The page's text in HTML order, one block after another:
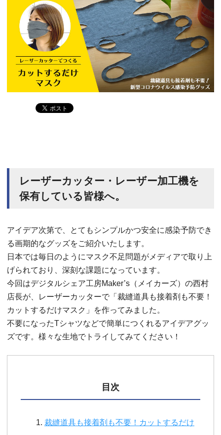
レーザーカッター・レーザー加工機を
保有している皆様へ。
アイデア次第で、とてもシンプルかつ安全に感染予防でき
る画期的なグッズをご紹介いたします。
日本では毎日のようにマスク不足問題がメディアで取り上
げられており、深刻な課題になっています。
今回はデジタルシェア工房Maker’s（メイカーズ）の西村
店長が、レーザーカッターで「裁縫道具も接着剤も不要！
カットするだけマスク」を作ってみました。
不要になったTシャツなどで簡単につくれるアイデアグッ
ズです。様々な生地でトライしてみてください！
目次
裁縫道具も接着剤も不要！カットするだけ